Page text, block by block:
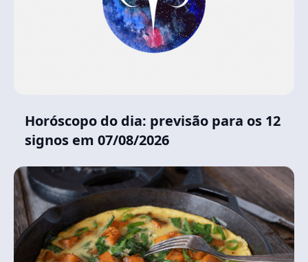
Horóscopo do dia: previsão para os 12
signos em 07/08/2026